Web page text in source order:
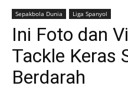
Sepakbola Dunia Liga Spanyol
Ini Foto dan
Tackle Keras
Berdarah